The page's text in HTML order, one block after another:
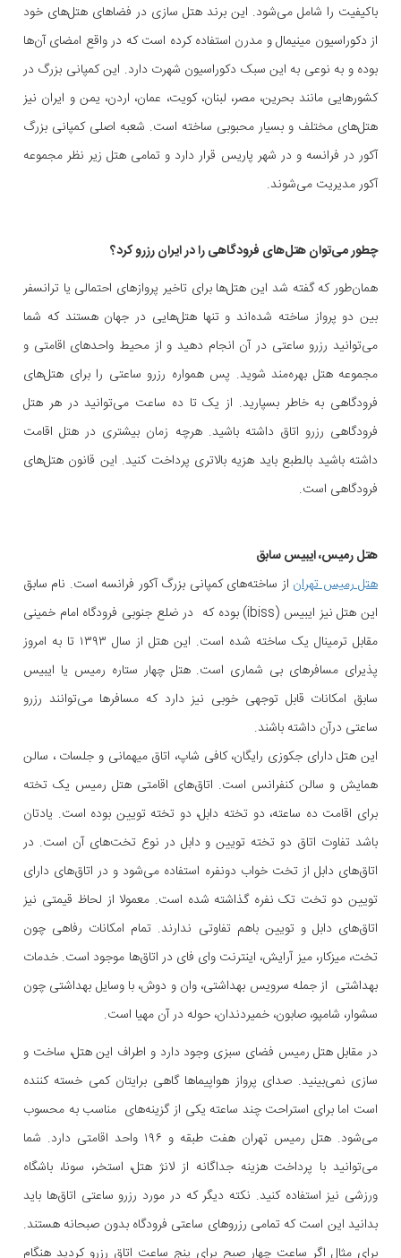
باکیفیت را شامل می‌شود. این برند هتل سازی در فضاهای هتل‌های خود
از دکوراسیون مینیمال و مدرن استفاده کرده است که در واقع امضای آن‌ها
بوده و به نوعی به این سبک دکوراسیون شهرت دارد. این کمپانی بزرگ در
کشورهایی مانند بحرین، مصر، لبنان، کویت، عمان، اردن، یمن و ایران نیز
هتل‌های مختلف و بسیار محبوبی ساخته است. شعبه‌ اصلی کمپانی بزرگ
آکور در فرانسه و در شهر پاریس قرار دارد و تمامی هتل زیر نظر مجموعه
آکور مدیریت‌ می‌شوند.
چطور می‌توان هتل‌های فرودگاهی را در ایران رزرو کرد؟
همان‌طور که گفته شد این هتل‌ها برای تاخیر پروازهای احتمالی یا ترانسفر
بین دو پرواز ساخته شده‌اند و تنها هتل‌هایی در جهان هستند که شما
می‌توانید رزرو ساعتی در آن انجام دهید و از محیط واحد‌های اقامتی و
مجموعه هتل بهره‌مند شوید. پس همواره رزرو ساعتی را برای هتل‌های
فرودگاهی به خاطر بسپارید. از یک تا ده ساعت می‌توانید در هر هتل
فرودگاهی رزرو اتاق داشته‌ باشید. هرچه زمان بیشتری در هتل اقامت
داشته باشید بالطبع باید هزیه بالاتری پرداخت کنید. این قانون هتل‌های
فرودگاهی است.
هتل رمیس، ایبیس سابق
هتل رمیس تهران از ساخته‌های کمپانی بزرگ آکور فرانسه است. نام سابق
این هتل نیز ایبیس (ibiss) بوده که در ضلع جنوبی فرودگاه امام خمینی
مقابل ترمینال یک ساخته شده است. این هتل از سال ۱۳۹۳ تا به امروز
پذیرای مسافرهای بی شماری است. هتل چهار ستاره رمیس یا ایبیس
سابق امکانات قابل توجهی خوبی نیز دارد که مسافرها می‌توانند رزرو
ساعتی درآن داشته باشند.
این هتل دارای جکوزی رایگان، کافی شاپ، اتاق میهمانی و جلسات ، سالن
همایش و سالن کنفرانس است. اتاق‌های اقامتی هتل رمیس یک تخته
برای اقامت ده ساعته، دو تخته دابل، دو تخته تویین بوده است. یادتان
باشد تفاوت اتاق دو تخته تویین و دابل در نوع تخت‌های آن است. در
اتاق‌های دابل از تخت خواب دونفره استفاده می‌شود و در اتاق‌های دارای
تویین دو تخت تک نفره گذاشته شده است. معمولا از لحاظ قیمتی نیز
اتاق‌های دابل و تویین باهم تفاوتی ندارند. تمام امکانات رفاهی چون
تخت، میزکار، میز آرایش، اینترنت وای فای در اتاق‌ها موجود است. خدمات
بهداشتی از جمله سرویس بهداشتی، وان و دوش، با وسایل بهداشتی چون
سشوار، شامپو، صابون، خمیردندان، حوله در آن مهیا است.
در مقابل هتل رمیس فضای سبزی وجود دارد و اطراف این هتل، ساخت و
سازی نمی‌بینید. صدای پرواز هواپیماها گاهی برایتان کمی خسته کننده
است اما برای استراحت چند ساعته یکی از گزینه‌های مناسب به محسوب
می‌شود. هتل رمیس تهران هفت طبقه و ۱۹۶ واحد اقامتی دارد. شما
می‌توانید با پرداخت هزینه جداگانه از لانژ هتل، استخر، سونا، باشگاه
ورزشی نیز استفاده کنید. نکته دیگر که در مورد رزرو ساعتی اتاق‌ها باید
بدانید این است که تمامی رزروهای ساعتی فرودگاه بدون صبحانه هستند.
برای مثال اگر ساعت چهار صبح برای پنج ساعت اتاق رزرو کردید هنگام